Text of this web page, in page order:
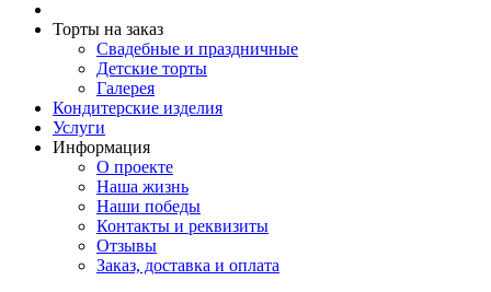
Торты на заказ
Свадебные и праздничные
Детские торты
Галерея
Кондитерские изделия
Услуги
Информация
О проекте
Наша жизнь
Наши победы
Контакты и реквизиты
Отзывы
Заказ, доставка и оплата